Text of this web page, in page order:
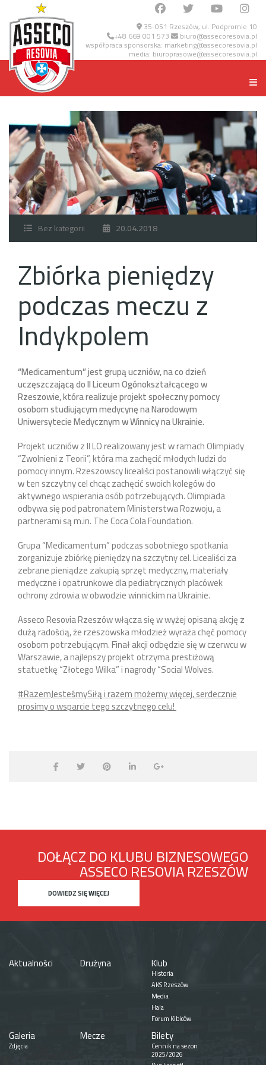
35-051 Rzeszów, ul. Podpromie 10
+48 669 001 573 biuro@assecoresovia.pl
współpraca sponsorska: marketing@assecoresovia.pl
media: biuroprasowe@assecoresovia.pl
Bez kategorii 20.04.2018
Zbiórka pieniędzy
podczas meczu z
Indykpolem
“Medicamentum” jest grupą uczniów, na co dzień
uczęszczającą do II Liceum Ogónokształcącego w
Rzeszowie, która realizuje projekt społeczny pomocy
osobom studiującym medycynę na Narodowym
Uniwersytecie Medycznym w Winnicy na Ukrainie.
Projekt uczniów z II LO realizowany jest w ramach Olimpiady
“Zwolnieni z Teorii”, która ma zachęcić młodych ludzi do
pomocy innym. Rzeszowscy licealiści postanowili włączyć się
w ten szczytny cel chcąc zachęcić swoich kolegów do
aktywnego wspierania osób potrzebujących. Olimpiada
odbywa się pod patronatem Ministerstwa Rozwoju, a
partnerami są m.in. The Coca Cola Foundation.
Grupa “Medicamentum” podczas sobotniego spotkania
zorganizuje zbiórkę pieniędzy na szczytny cel. Licealiści za
zebrane pieniądze zakupią sprzęt medyczny, materiały
medyczne i opatrunkowe dla pediatrycznych placówek
ochrony zdrowia w obwodzie winnickim na Ukrainie.
Asseco Resovia Rzeszów włącza się w wyżej opisaną akcję z
dużą radością, że rzeszowska młodzież wyraża chęć pomocy
osobom potrzebującym. Finał akcji odbędzie się w czerwcu w
Warszawie, a najlepszy projekt otrzyma prestiżową
statuetkę “Złotego Wilka” i nagrody “Social Wolves.
#RazemJesteśmySiłą i razem możemy więcej, serdecznie
prosimy o wsparcie tego szczytnego celu!
DOŁĄCZ DO KLUBU BIZNESOWEGO
ASSECO RESOVIA RZESZÓW
DOWIEDZ SIĘ WIĘCEJ
Aktualności Drużyna Klub
Historia
AKS Rzeszów
Media
Hala
Forum Kibiców
Galeria
Zdjęcia
Mecze Bilety
Cennik na sezon
2025/2026